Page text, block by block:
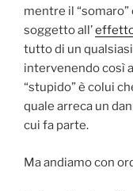
mentre il
soggetto all’
tutto di un
intervenendo così
“stupido” è colui
quale arreca un
cui fa parte.
Ma andiamo con